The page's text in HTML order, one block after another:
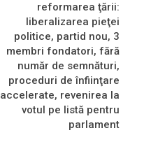
reformarea ţării:
liberalizarea pieţei
politice, partid nou, 3
membri fondatori, fără
număr de semnături,
proceduri de înfiinţare
accelerate, revenirea la
votul pe listă pentru
parlament